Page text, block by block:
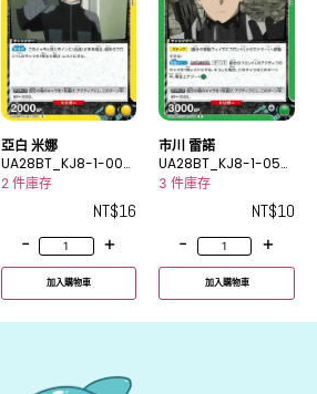
亞白 米娜
UA28BT_KJ8-1-003
R
2 件庫存
NT$16
-
+
加入購物車
市川 雷諾
UA28BT_KJ8-1-050
R
3 件庫存
NT$10
-
+
加入購物車